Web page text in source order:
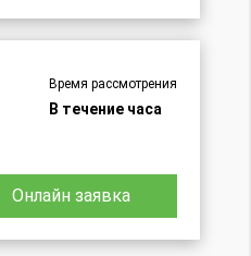
Время рассмотрения
В течение часа
Онлайн заявка